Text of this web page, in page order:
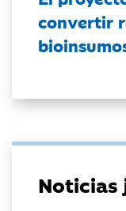
convertir
Noticias